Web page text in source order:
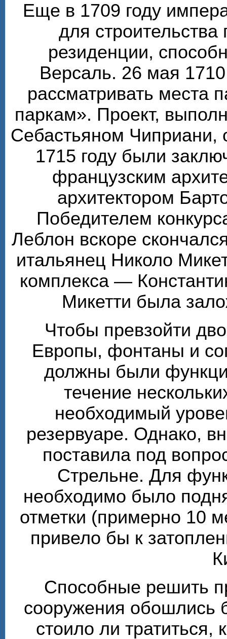
Еще в 1709 году
для
резиденции,
Версаль. 26 мая
рассматривать места
паркам». Проект,
Себастьяном
1715 году были
французским
архитектором
Победителем
Леблон вскоре
итальянец Николо
комплекса —
Микетти была
Чтобы превзойти
Европы, фонтаны и
должны были
течение
необходимый
резервуаре. Однако,
поставила под
Стрельне. Для
необходимо было
отметки (примерно 10
привело бы к
Способные решить
сооружения обошлись
стоило ли тратиться,